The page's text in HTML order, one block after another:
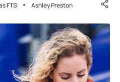
FTS Ashley Preston